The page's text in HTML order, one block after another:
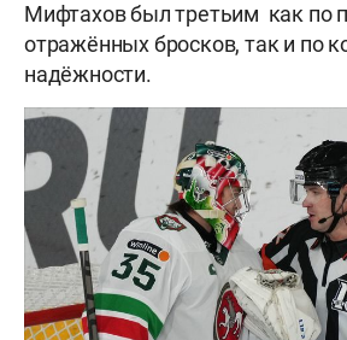
Мифтахов был третьим как по
отражённых бросков, так и по
надёжности.